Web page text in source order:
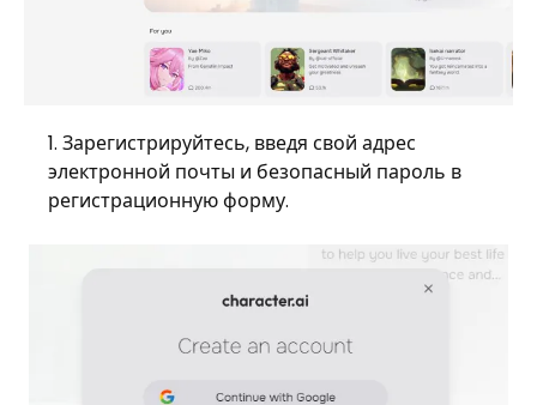
Зарегистрируйтесь, введя свой адрес
электронной почты и безопасный пароль в
регистрационную форму.